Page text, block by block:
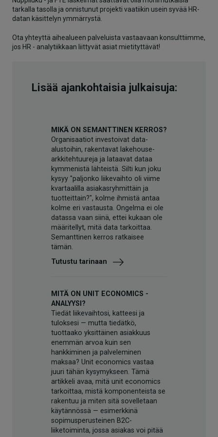
tarkalla tasolla ja onnistunut projekti vaatiikin usein syvää HR-
datan käsittelyn ymmärrystä.
Ota yhteyttä aihealueen palveluista vastaavaan konsulttiimme,
jos HR - analytiikkaan liittyvät asiat mietityttävät!
Lisää ajankohtaisia julkaisuja:
MIKÄ ON SEMANTTINEN KERROS?
Organisaatiot investoivat data-
alustoihin, rakentavat lakehouse-
arkkitehtuureja ja lataavat dataa
kymmenistä lähteistä. Silti kun joku
kysyy "paljonko liikevaihto oli viime
kvartaalilla asiakasryhmittäin ja
tuotteittain?", kolme ihmistä antaa
kolme eri vastausta. Ongelma ei ole
datassa vaan siinä, ettei kukaan ole
määritellyt, mitä data tarkoittaa.
Semanttinen kerros ratkaisee
tämän.
Tutustu tarinaan
MITÄ ON UNIT ECONOMICS -
ANALYYSI?
Tiedät liikevaihtosi, katteesi ja
tuloksesi — mutta tiedätkö,
tuottaako yksittäinen asiakkuus
enemmän arvoa kuin sen
hankkiminen ja palveleminen
maksaa? Unit economics vastaa
juuri tähän kysymykseen. Tämä
artikkeli avaa, mitä unit economics
tarkoittaa, mistä komponenteista se
rakentuu ja miten sitä sovelletaan
käytännössä — esimerkkinä
sopimusperusteinen B2C-
liiketoiminta, jossa asiakas voi pitää